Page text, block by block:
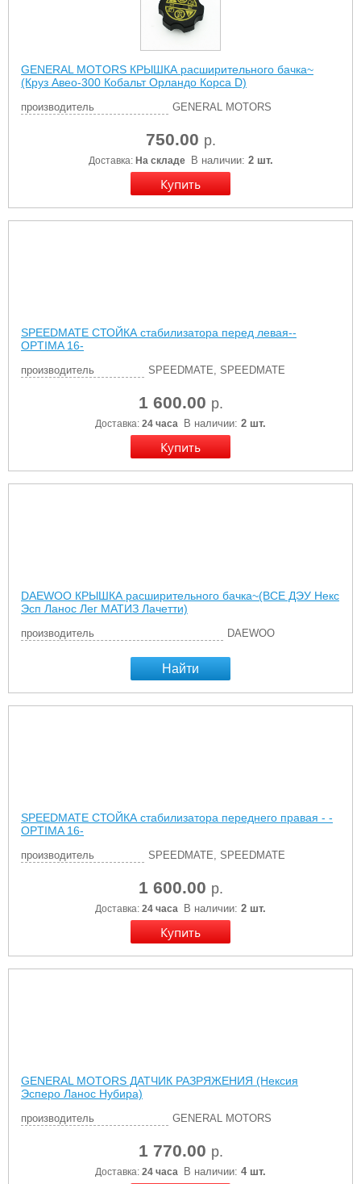
GENERAL MOTORS КРЫШКА расширительного бачка~
(Круз Авео-300 Кобальт Орландо Корса D)
производитель GENERAL MOTORS
750.00 р.
Доставка: На складе В наличии: 2 шт.
SPEEDMATE СТОЙКА стабилизатора перед левая--
OPTIMA 16-
производитель SPEEDMATE, SPEEDMATE
1 600.00 р.
Доставка: 24 часа В наличии: 2 шт.
DAEWOO КРЫШКА расширительного бачка~(ВСЕ ДЭУ Некс
Эсп Ланос Лег МАТИЗ Лачетти)
производитель DAEWOO
Найти
SPEEDMATE СТОЙКА стабилизатора переднего правая - -
OPTIMA 16-
производитель SPEEDMATE, SPEEDMATE
1 600.00 р.
Доставка: 24 часа В наличии: 2 шт.
GENERAL MOTORS ДАТЧИК РАЗРЯЖЕНИЯ (Нексия
Эсперо Ланос Нубира)
производитель GENERAL MOTORS
1 770.00 р.
Доставка: 24 часа В наличии: 4 шт.